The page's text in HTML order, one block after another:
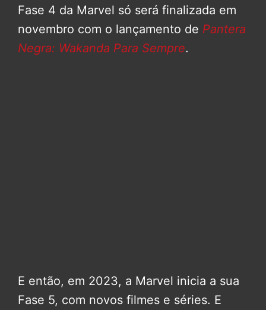
Fase 4 da Marvel só será finalizada em
novembro com o lançamento de Pantera
Negra: Wakanda Para Sempre.
E então, em 2023, a Marvel inicia a sua
Fase 5, com novos filmes e séries. E